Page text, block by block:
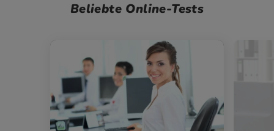
Beliebte Online-Tests